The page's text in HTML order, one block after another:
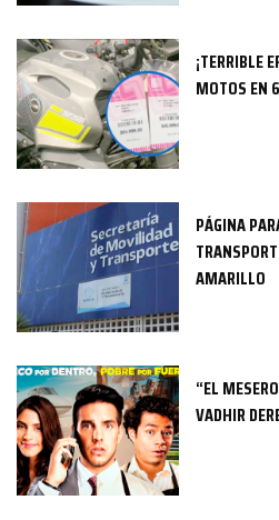
¡TERRIBLE
MOTOS EN
PÁGINA
AMARILLO
“EL
VADHIR